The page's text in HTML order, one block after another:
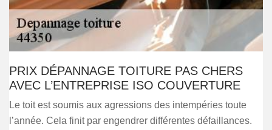
PRIX DÉPANNAGE TOITURE PAS CHERS
AVEC L’ENTREPRISE ISO COUVERTURE
Le toit est soumis aux agressions des intempéries toute
l’année. Cela finit par engendrer différentes défaillances.